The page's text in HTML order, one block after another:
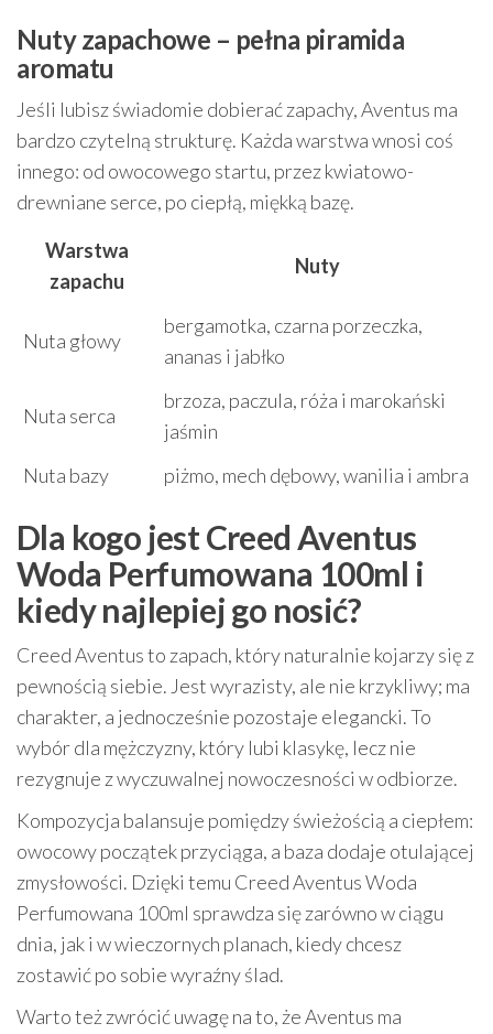
Nuty zapachowe – pełna piramida
aromatu
Jeśli lubisz świadomie dobierać zapachy, Aventus ma
bardzo czytelną strukturę. Każda warstwa wnosi coś
innego: od owocowego startu, przez kwiatowo-
drewniane serce, po ciepłą, miękką bazę.
Warstwa
zapachu
Nuty
Nuta głowy
bergamotka, czarna porzeczka,
ananas i jabłko
Nuta serca
brzoza, paczula, róża i marokański
jaśmin
Nuta bazy
piżmo, mech dębowy, wanilia i ambra
Dla kogo jest Creed Aventus
Woda Perfumowana 100ml i
kiedy najlepiej go nosić?
Creed Aventus to zapach, który naturalnie kojarzy się z
pewnością siebie. Jest wyrazisty, ale nie krzykliwy; ma
charakter, a jednocześnie pozostaje elegancki. To
wybór dla mężczyzny, który lubi klasykę, lecz nie
rezygnuje z wyczuwalnej nowoczesności w odbiorze.
Kompozycja balansuje pomiędzy świeżością a ciepłem:
owocowy początek przyciąga, a baza dodaje otulającej
zmysłowości. Dzięki temu Creed Aventus Woda
Perfumowana 100ml sprawdza się zarówno w ciągu
dnia, jak i w wieczornych planach, kiedy chcesz
zostawić po sobie wyraźny ślad.
Warto też zwrócić uwagę na to, że Aventus ma